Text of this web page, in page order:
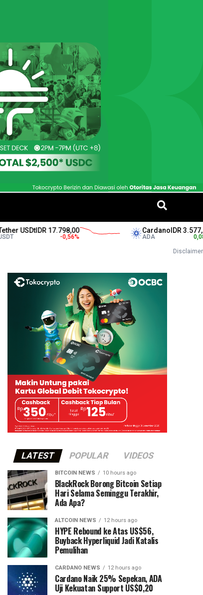
IDR 17.798,00 CardanoIDR 3.577,00
Disclaimer
LATEST POPULAR VIDEOS
BITCOIN NEWS 10 hours ago
⁠BlackRock Borong Bitcoin Setiap
Hari Selama Seminggu Terakhir,
Ada Apa?
ALTCOIN NEWS 12 hours ago
HYPE Rebound ke Atas US$56,
Buyback Hyperliquid Jadi Katalis
Pemulihan
CARDANO NEWS 12 hours ago
Cardano Naik 25% Sepekan, ADA
Uji Kekuatan Support US$0,20